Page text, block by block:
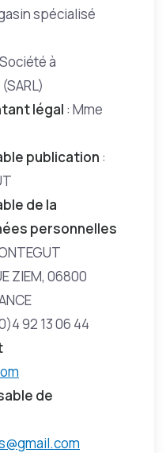
spécialisé
à
légal : Mme
publication :
de la
personnelles
ZIEM, 06800
92 13 06 44
de